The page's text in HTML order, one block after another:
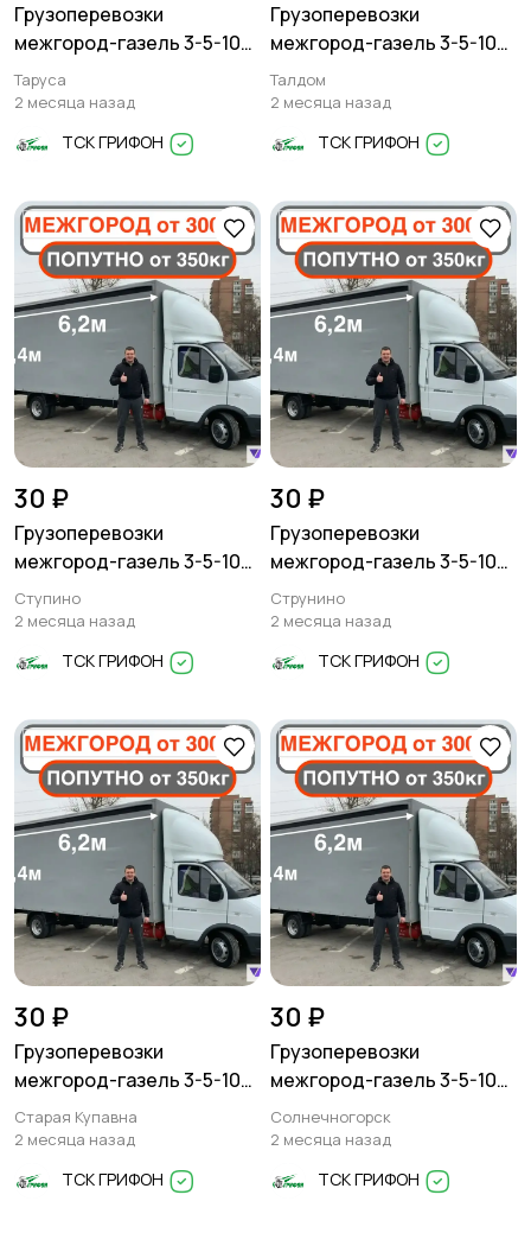
Грузоперевозки
межгород-газель 3-5-10
тонн
Таруса
2 месяца назад
ТСК ГРИФОН
Грузоперевозки
межгород-газель 3-5-10
тонн
Талдом
2 месяца назад
ТСК ГРИФОН
30 ₽
Грузоперевозки
межгород-газель 3-5-10
тонн
Ступино
2 месяца назад
ТСК ГРИФОН
30 ₽
Грузоперевозки
межгород-газель 3-5-10
тонн
Струнино
2 месяца назад
ТСК ГРИФОН
30 ₽
Грузоперевозки
межгород-газель 3-5-10
тонн
Старая Купавна
2 месяца назад
ТСК ГРИФОН
30 ₽
Грузоперевозки
межгород-газель 3-5-10
тонн
Солнечногорск
2 месяца назад
ТСК ГРИФОН